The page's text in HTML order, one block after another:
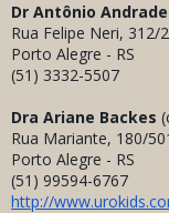
Dr Antônio Andrade
Rua Felipe Neri, 312/
Porto Alegre - RS
(51) 3332-5507
Dra Ariane Backes
Rua Mariante, 180/
Porto Alegre - RS
(51) 99594-6767
http://